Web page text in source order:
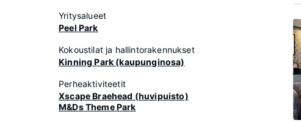
Yritysalueet
Peel Park
Kokoustilat ja hallintorakennukset
Kinning Park (kaupunginosa)
Perheaktiviteetit
Xscape Braehead (huvipuisto)
M&Ds Theme Park